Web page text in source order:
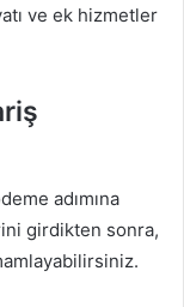
ve ek hizmetler
adımına
girdikten sonra,